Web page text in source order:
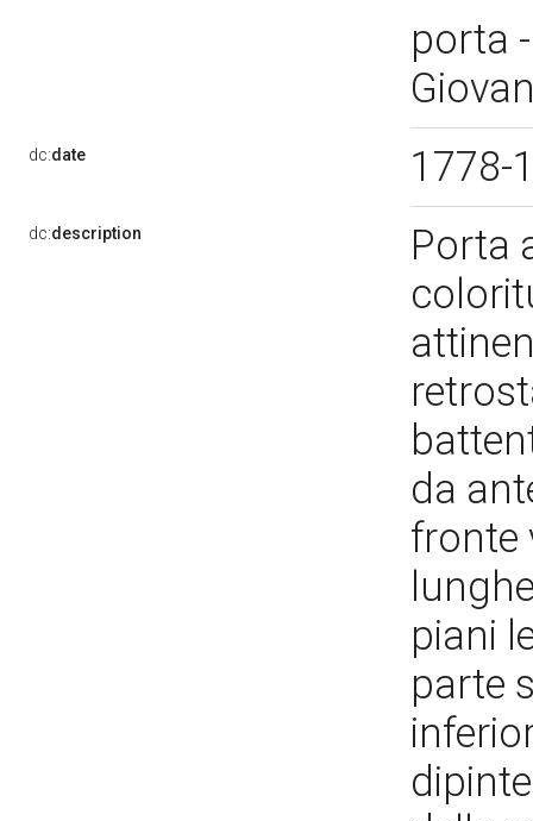
porta
dc:date 1778-
dc:description
Porta
da
fronte
piani
parte